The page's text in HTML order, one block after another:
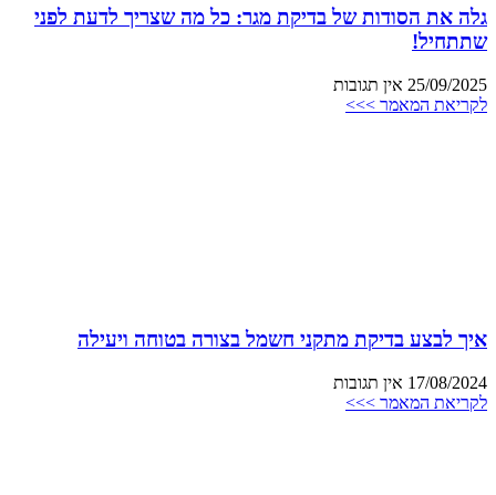
גלה את הסודות של בדיקת מגר: כל מה שצריך לדעת לפני
שתתחיל!
25/09/2025 אין תגובות
לקריאת המאמר >>>
איך לבצע בדיקת מתקני חשמל בצורה בטוחה ויעילה
17/08/2024 אין תגובות
לקריאת המאמר >>>